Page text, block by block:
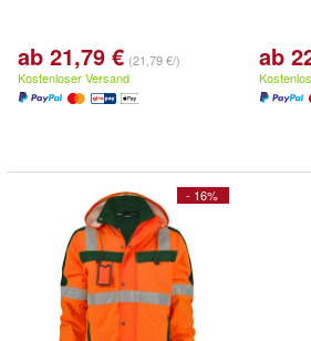
ab 21,79 € (21,79 €/)
Kostenloser Versand
ab
- 16%